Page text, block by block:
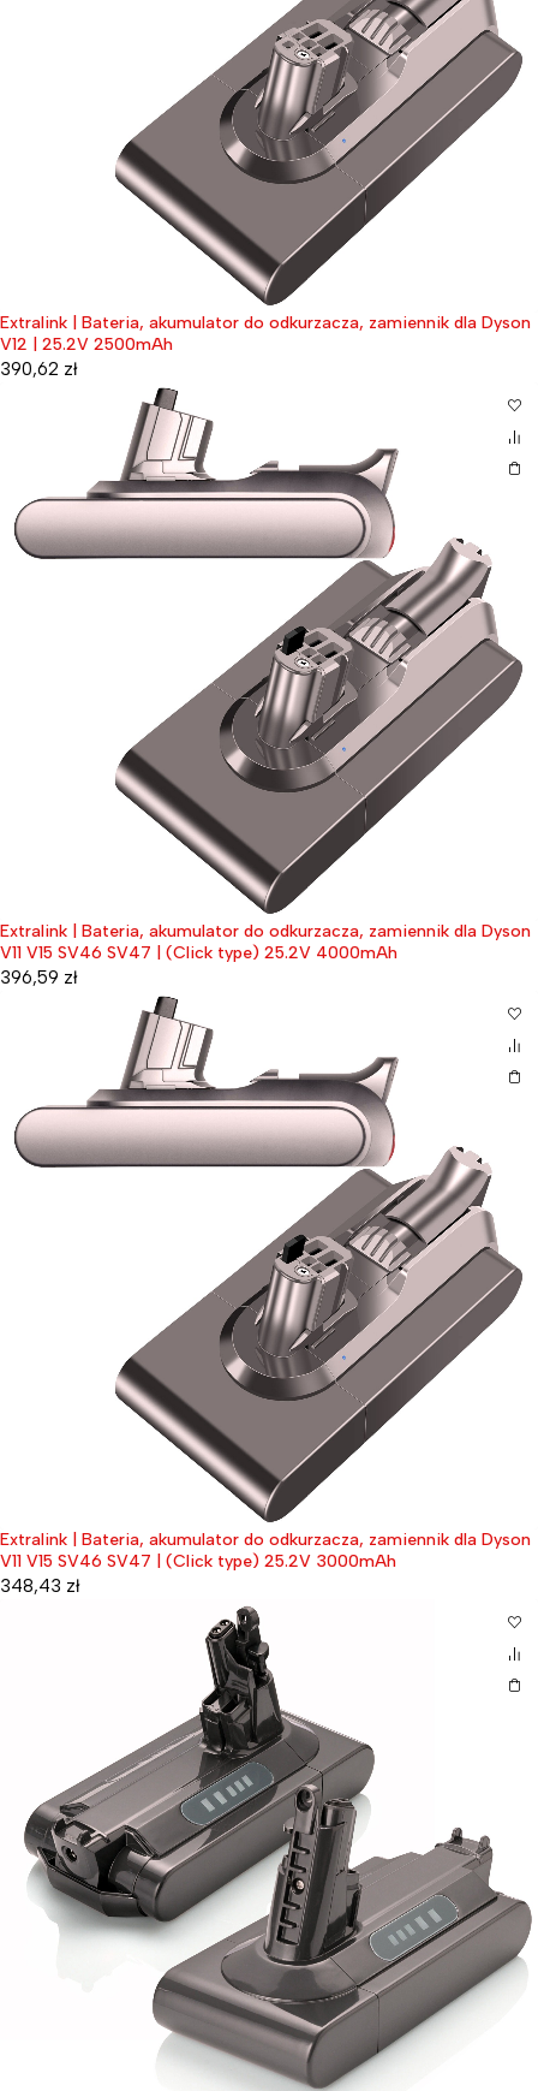
Extralink | Bateria, akumulator do odkurzacza, zamiennik dla Dyson
V12 | 25.2V 2500mAh
390,62 zł
Extralink | Bateria, akumulator do odkurzacza, zamiennik dla Dyson
V11 V15 SV46 SV47 | (Click type) 25.2V 4000mAh
396,59 zł
Extralink | Bateria, akumulator do odkurzacza, zamiennik dla Dyson
V11 V15 SV46 SV47 | (Click type) 25.2V 3000mAh
348,43 zł